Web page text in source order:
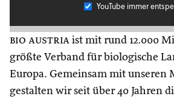
YouTube immer
bio austria ist mit rund 12.000
größte Verband für biologische
Europa. Gemeinsam mit unseren
gestalten wir seit über 40 Jahren